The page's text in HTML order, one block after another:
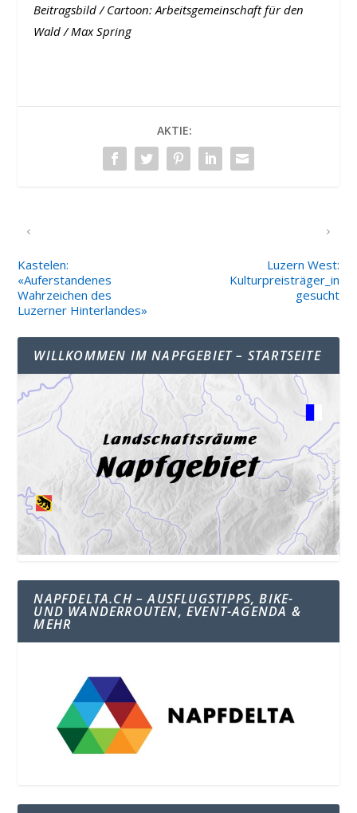
Beitragsbild / Cartoon: Arbeitsgemeinschaft für den
Wald / Max Spring
AKTIE:
Kastelen:
«Auferstandenes
Wahrzeichen des
Luzerner Hinterlandes»
Luzern West:
Kulturpreisträger_in
gesucht
WILLKOMMEN IM NAPFGEBIET – STARTSEITE
NAPFDELTA.CH – AUSFLUGSTIPPS, BIKE-
UND WANDERROUTEN, EVENT-AGENDA &
MEHR